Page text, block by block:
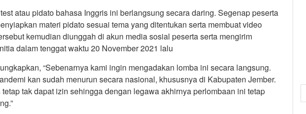
atau pidato bahasa Inggris ini berlangsung secara daring. Segenap peserta
materi pidato sesuai tema yang ditentukan serta membuat video
kemudian diunggah di akun media sosial peserta serta mengirim
dalam tenggat waktu 20 November 2021 lalu
“Sebenarnya kami ingin mengadakan lomba ini secara langsung.
kan sudah menurun secara nasional, khususnya di Kabupaten Jember.
tak dapat izin sehingga dengan legawa akhirnya perlombaan ini tetap